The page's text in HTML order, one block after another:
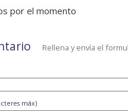
por el momento
Rellena y envía el
máx)